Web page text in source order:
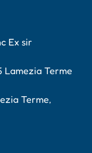
Ex sir
Lamezia Terme
Terme,